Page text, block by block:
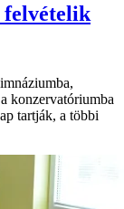
felvételik
konzervatóriumba
tartják, a többi